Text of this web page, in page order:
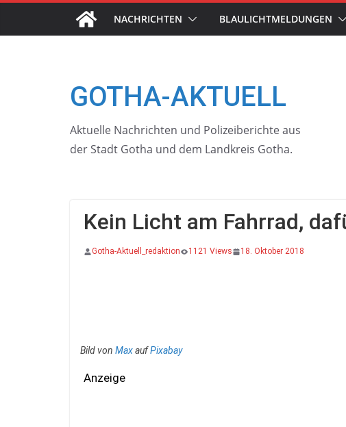
GOTHA-AKTUELL
Aktuelle Nachrichten und Polizeiberichte aus
der Stadt Gotha und dem Landkreis Gotha.
NACHRICHTEN BLAULICHTMELDUNGEN
Kein Licht am Fahrrad,
Gotha-Aktuell_redaktion 1121 Views 18. Oktober 2018
Bild von MaxaufPixabay
Anzeige